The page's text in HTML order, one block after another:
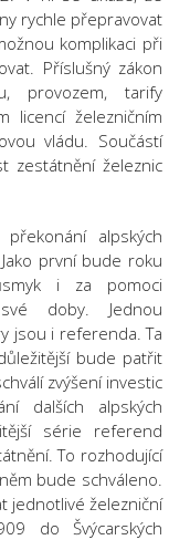
rychle přepravovat
komplikaci při
Příslušný zákon
provozem, tarify
licencí železničním
vládu. Součástí
zestátnění železnic
alpských
první bude roku
i za pomoci
doby. Jednou
jsou i referenda. Ta
bude patřit
zvýšení investic
dalších alpských
série referend
To rozhodující
bude schváleno.
jednotlivé železniční
do Švýcarských